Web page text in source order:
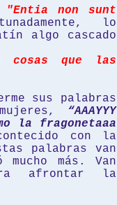
"Entia non sunt
lo
algo cascado
cosas que las
sus palabras
“AAAYYY
la fragonetaaa
con la
palabras van
más. Van
afrontar la